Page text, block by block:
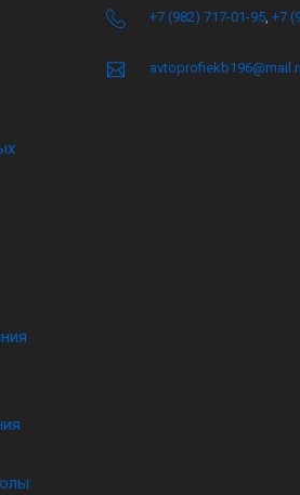
+7 (982) 717-01-95 +7